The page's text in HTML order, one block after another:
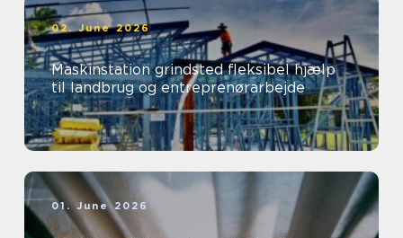
02. June 2026
Maskinstation grindsted fleksibel hjælp
til landbrug og entreprenørarbejde
01. June 2026